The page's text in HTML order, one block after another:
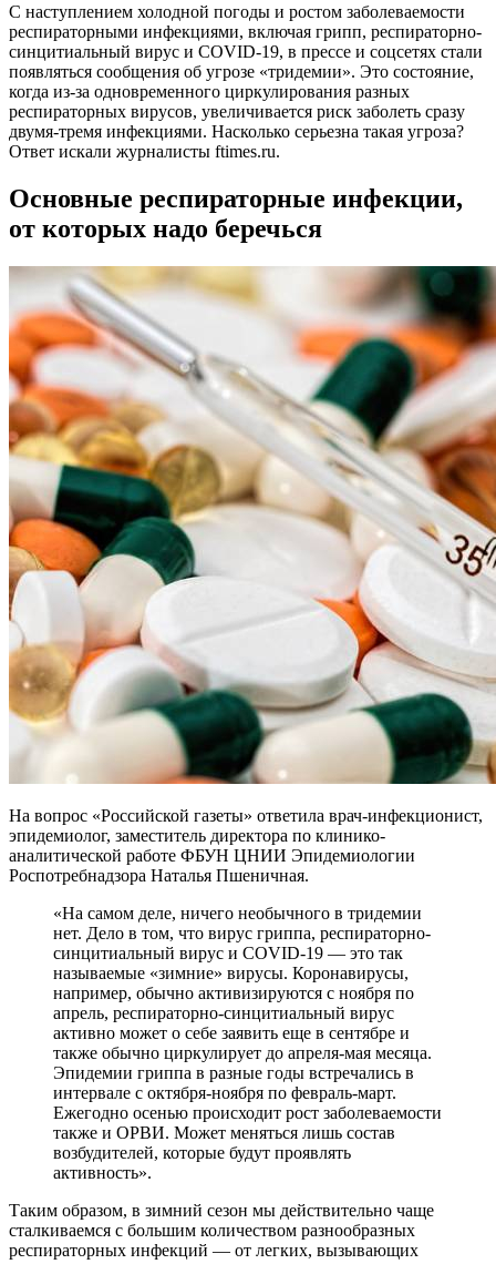
С наступлением холодной погоды и ростом заболеваемости
респираторными инфекциями, включая грипп, респираторно-
синцитиальный вирус и COVID-19, в прессе и соцсетях стали
появляться сообщения об угрозе «тридемии». Это состояние,
когда из-за одновременного циркулирования разных
респираторных вирусов, увеличивается риск заболеть сразу
двумя-тремя инфекциями. Насколько серьезна такая угроза?
Ответ искали журналисты ftimes.ru.
Основные респираторные инфекции,
от которых надо беречься
На вопрос «Российской газеты» ответила врач-инфекционист,
эпидемиолог, заместитель директора по клинико-
аналитической работе ФБУН ЦНИИ Эпидемиологии
Роспотребнадзора Наталья Пшеничная.
«На самом деле, ничего необычного в тридемии
нет. Дело в том, что вирус гриппа, респираторно-
синцитиальный вирус и COVID-19 — это так
называемые «зимние» вирусы. Коронавирусы,
например, обычно активизируются с ноября по
апрель, респираторно-синцитиальный вирус
активно может о себе заявить еще в сентябре и
также обычно циркулирует до апреля-мая месяца.
Эпидемии гриппа в разные годы встречались в
интервале с октября-ноября по февраль-март.
Ежегодно осенью происходит рост заболеваемости
также и ОРВИ. Может меняться лишь состав
возбудителей, которые будут проявлять
активность».
Таким образом, в зимний сезон мы действительно чаще
сталкиваемся с большим количеством разнообразных
респираторных инфекций — от легких, вызывающих